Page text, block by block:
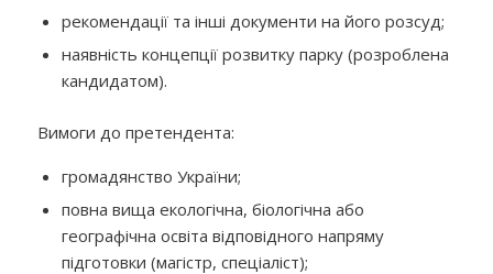
рекомендації та інші документи на його розсуд;
наявність концепції розвитку парку (розроблена
кандидатом).
Вимоги до претендента:
громадянство України;
повна вища екологічна, біологічна або
географічна освіта відповідного напряму
підготовки (магістр, спеціаліст);